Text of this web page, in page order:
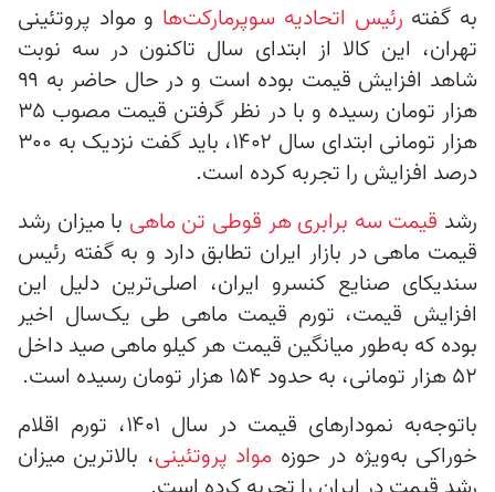
به گفته رئیس اتحادیه سوپرمارکت‌ها و مواد پروتئینی
تهران، این کالا از ابتدای سال تاکنون در سه نوبت
شاهد افزایش قیمت بوده است و در حال حاضر به ۹۹
هزار تومان رسیده و با در نظر گرفتن قیمت مصوب ۳۵
هزار تومانی ابتدای سال ۱۴۰۲، باید گفت نزدیک به ۳۰۰
درصد افزایش را تجربه کرده است.
رشد قیمت سه برابری هر قوطی تن ماهی با میزان رشد
قیمت ماهی در بازار ایران تطابق دارد و به گفته رئیس
سندیکای صنایع کنسرو ایران، اصلی‌ترین دلیل این
افزایش قیمت، تورم قیمت ماهی طی یک‌سال اخیر
بوده که به‌طور میانگین قیمت هر کیلو ماهی صید داخل
۵۲ هزار تومانی، به حدود ۱۵۴ هزار تومان رسیده است.
باتوجه‌به نمودارهای قیمت در سال ۱۴۰۱، تورم اقلام
خوراکی به‌ویژه در حوزه مواد پروتئینی، بالاترین میزان